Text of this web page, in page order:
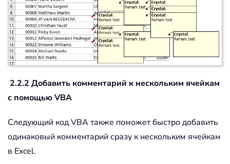
2.2.2 Добавить комментарий к нескольким ячейкам
с помощью VBA
Следующий код VBA также поможет быстро добавить
одинаковый комментарий сразу к нескольким ячейкам
в Excel.